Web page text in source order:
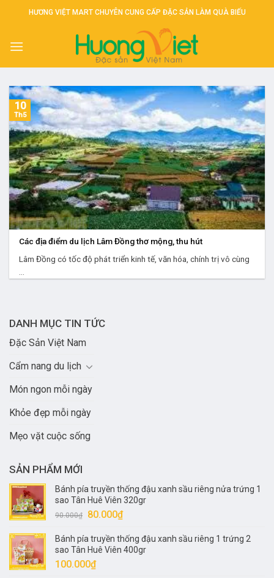
HƯƠNG VIỆT MART CHUYÊN CUNG CẤP ĐẶC SẢN LÀM QUÀ BIẾU
Các địa điểm du lịch Lâm Đồng thơ mộng, thu hút
Lâm Đồng có tốc độ phát triển kinh tế, văn hóa, chính trị vô cùng
10
Th5
DANH MỤC TIN TỨC
Đặc Sản Việt Nam
Cẩm nang du lịch
Món ngon mỗi ngày
Khỏe đẹp mỗi ngày
Mẹo vặt cuộc sống
SẢN PHẨM MỚI
Bánh pía truyền thống đậu xanh sầu riêng nửa trứng 1
sao Tân Huê Viên 320gr
90.000₫
Giá
là:
90.000₫.
80.000₫Giá
tại
là:
Bánh pía truyền thống đậu xanh sầu riêng 1 trứng 2
sao Tân Huê Viên 400gr
100.000₫